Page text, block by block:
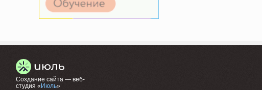
Создание сайта — веб-
студия « Июль»